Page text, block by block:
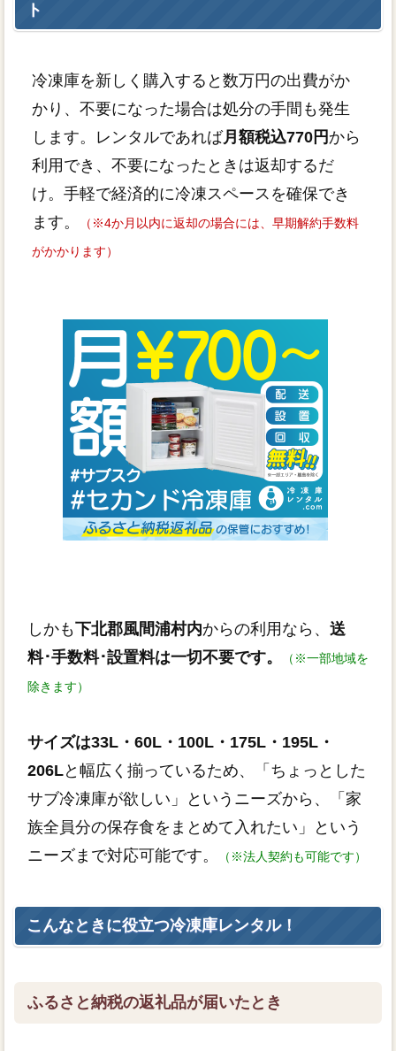
ト
冷凍庫を新しく購入すると数万円の出費がか
かり、不要になった場合は処分の手間も発生
します。レンタルであれば月額税込770円から
利用でき、不要になったときは返却するだ
け。手軽で経済的に冷凍スペースを確保でき
ます。
（※4か月以内に返却の場合には、早期解約手数料
がかかります）
しかも下北郡風間浦村内からの利用なら、 送
料･手数料･設置料は一切不要です。
（※一部地域を
除きます）
サイズは33L・60L・100L・175L・195L・
206Lと幅広く揃っているため、「ちょっとした
サブ冷凍庫が欲しい」というニーズから、「家
族全員分の保存食をまとめて入れたい」という
ニーズまで対応可能です。
（※法人契約も可能です）
こんなときに役立つ冷凍庫レンタル！
ふるさと納税の返礼品が届いたとき